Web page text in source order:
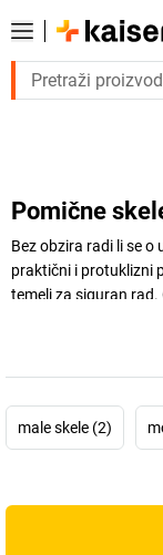
Trebate
Pomične
Bez obzira radi li se
praktični i protuklizni
temelj za siguran rad.
različite visine rada
male skele (2)